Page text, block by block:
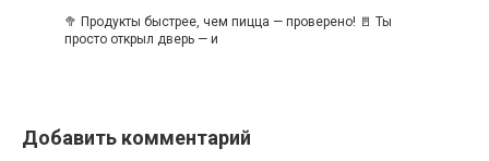
🥦 Продукты быстрее, чем пицца — проверено! 🚪 Ты
просто открыл дверь — и
Добавить комментарий